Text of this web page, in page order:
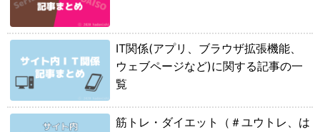
IT関係(アプリ、ブラウザ拡張機能、
ウェブページなど)に関する記事の一
覧
筋トレ・ダイエット（＃ユウトレ、は